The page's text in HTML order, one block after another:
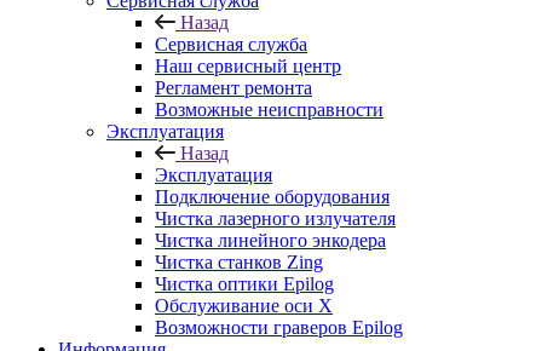
Назад
Сервисная служба
Наш сервисный центр
Регламент ремонта
Возможные неисправности
Эксплуатация
Назад
Эксплуатация
Подключение оборудования
Чистка лазерного излучателя
Чистка линейного энкодера
Чистка станков Zing
Чистка оптики Epilog
Обслуживание оси X
Возможности граверов Epilog